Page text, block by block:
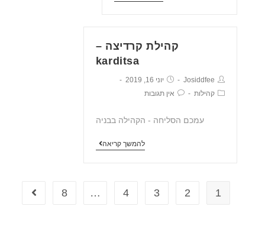
קהילת קרדיצה –
karditsa
Josiddfee
יוני 16, 2019
קהילות
אין תגובות
עמכם הסליחה - הקהילה בבניה
להמשך קריאה
1
2
3
4
…
8